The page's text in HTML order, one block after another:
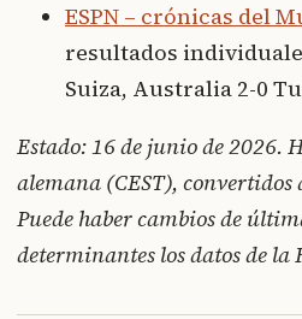
ESPN – crónicas del
resultados
Suiza, Australia 2-0
Estado: 16 de junio de 2026.
alemana (CEST), convertidos
Puede haber cambios de
determinantes los datos de la